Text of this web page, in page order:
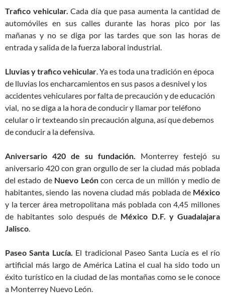
Trafico vehicular.Cada día que pasa aumenta la cantidad de
automóviles en sus calles durante las horas pico por las
mañanas y no se diga por las tardes que son las horas de
entrada y salida de la fuerza laboral industrial.
Lluvias y trafico vehicular . Ya es toda una tradición en época
de lluvias los encharcamientos en sus pasos a desnivel y los
accidentes vehiculares por falta de precaución y de educación
vial, no se diga a la hora de conducir y llamar por teléfono
celular o ir texteando sin precaución alguna, así que debemos
de conducir a la defensiva.
Aniversario 420 de su fundación. Monterrey festejó su
aniversario 420 con gran orgullo de ser la ciudad más poblada
del estado de Nuevo Leóncon cerca de un millón y medio de
habitantes, siendo las novena ciudad más poblada de México
y la tercer área metropolitana más poblada con 4,45 millones
de habitantes solo después de México D.F. y Guadalajara
Jalisco
Paseo Santa Lucía. El tradicional Paseo Santa Lucía es el río
artificial más largo de América Latina el cual ha sido todo un
éxito turístico en la ciudad de las montañas como se le conoce
a Monterrey Nuevo León.